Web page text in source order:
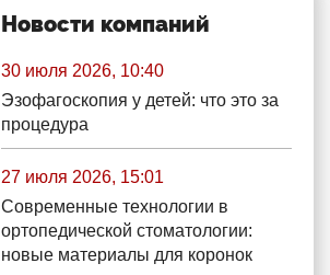
Новости компаний
30 июля 2026, 10:40
Эзофагоскопия у детей: что это за
процедура
27 июля 2026, 15:01
Современные технологии в
ортопедической стоматологии:
новые материалы для коронок